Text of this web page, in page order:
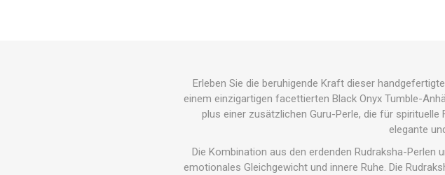
Erleben Sie die beruhigende Kraft dieser
einem einzigartigen facettierten Black Onyx Tumble-
plus einer zusätzlichen Guru-Perle, die für
elegante
Die Kombination aus den erdenden Rudraksha-
emotionales Gleichgewicht und innere Ruhe. Die